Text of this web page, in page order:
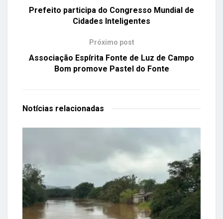
Prefeito participa do Congresso Mundial de
Cidades Inteligentes
Próximo post
Associação Espírita Fonte de Luz de Campo
Bom promove Pastel do Fonte
Notícias relacionadas